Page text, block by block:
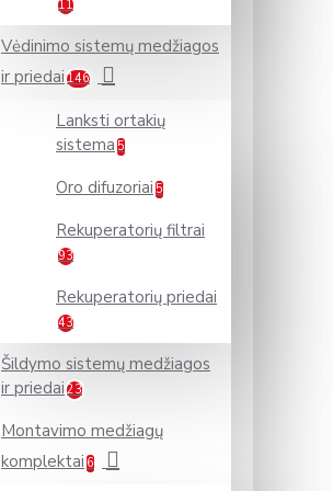
11
Vėdinimo sistemų medžiagos
ir priedai 146
Lanksti ortakių
sistema 5
Oro difuzoriai 5
Rekuperatorių filtrai
93
Rekuperatorių priedai
43
Šildymo sistemų medžiagos
ir priedai 23
Montavimo medžiagų
komplektai 6